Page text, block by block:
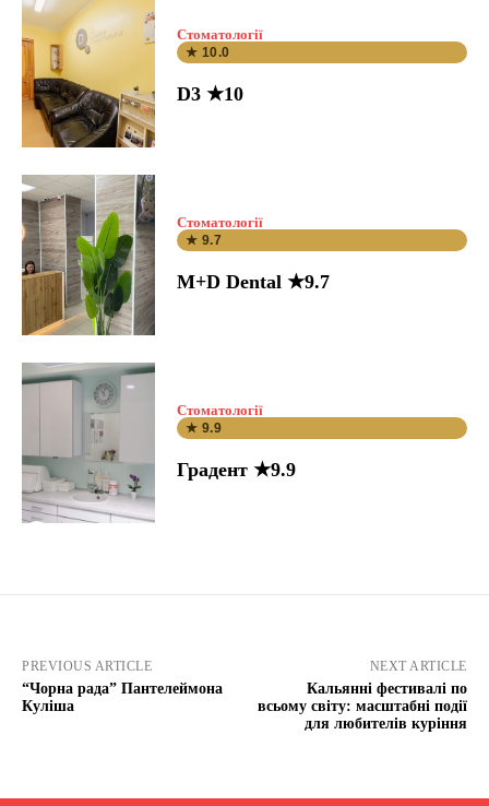
Стоматології
★ 10.0
D3 ★10
Стоматології
★ 9.7
M+D Dental ★9.7
Стоматології
★ 9.9
Градент ★9.9
PREVIOUS ARTICLE
“Чорна рада” Пантелеймона
Куліша
NEXT ARTICLE
Кальянні фестивалі по
всьому світу: масштабні події
для любителів куріння